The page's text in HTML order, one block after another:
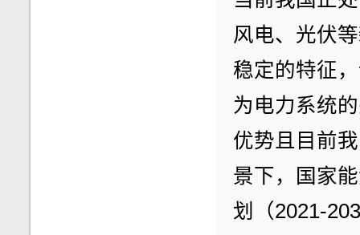
风电、光伏
稳定的特征
为电力系统
优势且目前
景下，国家
划（2021-